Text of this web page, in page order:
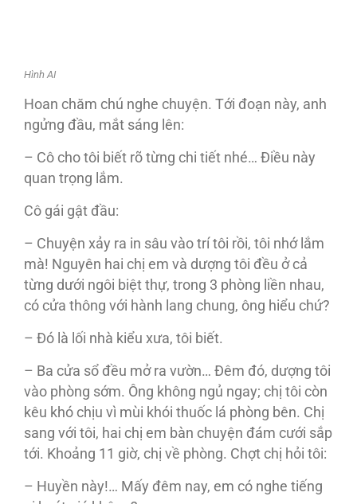
Hình AI
Hoan chăm chú nghe chuyện. Tới đoạn này, anh
ngửng đầu, mắt sáng lên:
– Cô cho tôi biết rõ từng chi tiết nhé… Điều này
quan trọng lắm.
Cô gái gật đầu:
– Chuyện xảy ra in sâu vào trí tôi rồi, tôi nhớ lắm
mà! Nguyên hai chị em và dượng tôi đều ở cả
từng dưới ngôi biệt thự, trong 3 phòng liền nhau,
có cửa thông với hành lang chung, ông hiểu chứ?
– Đó là lối nhà kiểu xưa, tôi biết.
– Ba cửa sổ đều mở ra vườn… Đêm đó, dượng tôi
vào phòng sớm. Ông không ngủ ngay; chị tôi còn
kêu khó chịu vì mùi khói thuốc lá phòng bên. Chị
sang với tôi, hai chị em bàn chuyện đám cưới sắp
tới. Khoảng 11 giờ, chị về phòng. Chợt chị hỏi tôi:
– Huyền này!… Mấy đêm nay, em có nghe tiếng